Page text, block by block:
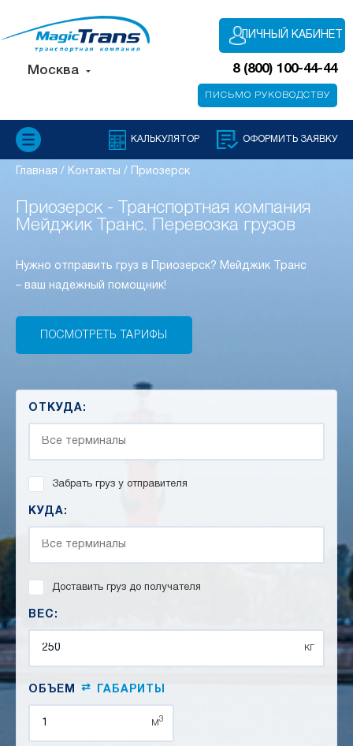
Москва 8 (800) 100-44-44
ЛИЧНЫЙ КАБИНЕТ
ПИСЬМО РУКОВОДСТВУ
КАЛЬКУЛЯТОР ОФОРМИТЬ ЗАЯВКУ
Главная / Контакты / Приозерск
Приозерск - Транспортная компания
Мейджик Транс. Перевозка грузов
Нужно отправить груз в Приозерск? Мейджик Транс
– ваш надежный помощник!
ПОСМОТРЕТЬ ТАРИФЫ
ОТКУДА:
Забрать груз у отправителя
КУДА:
Доставить груз до получателя
ВЕС:
кг
ОБЪЕМ ⇄ ГАБАРИТЫ
м3